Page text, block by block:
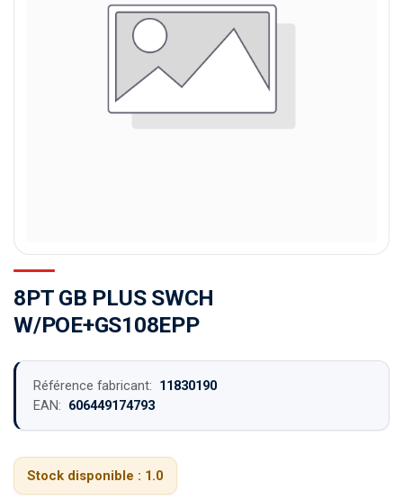
8PT GB PLUS SWCH
W/POE+GS108EPP
Référence fabricant: 11830190
EAN: 606449174793
Stock disponible : 1.0